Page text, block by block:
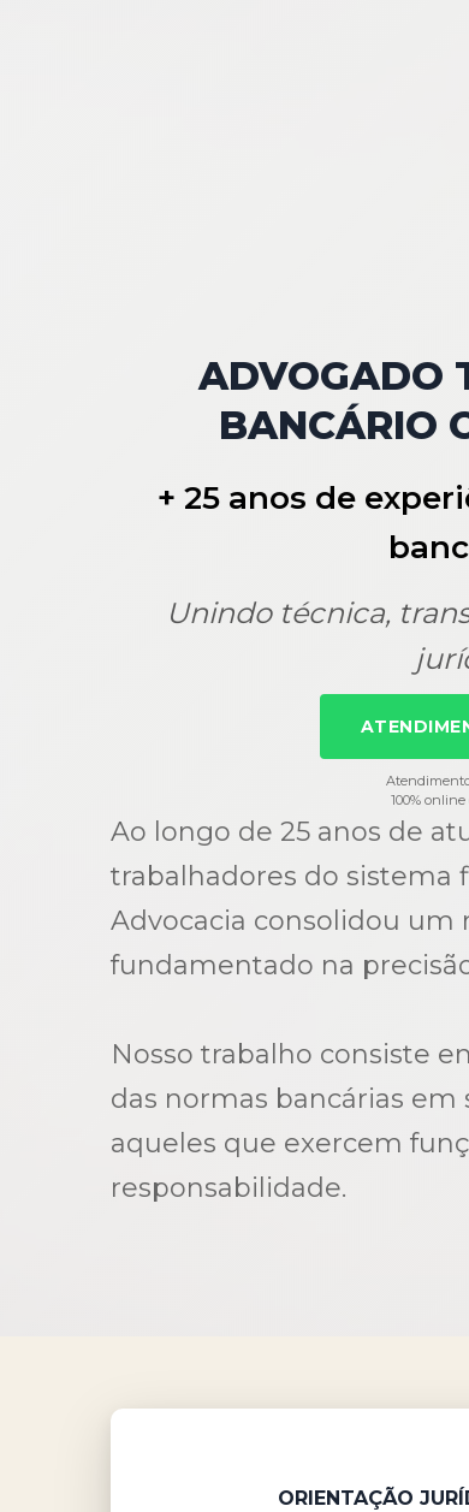
ADVOGADO
BANCÁRIO
+ 25 anos de
Unindo técnica,
100%
Ao longo de 25 anos de
trabalhadores do sistema
Advocacia consolidou
fundamentado na
Nosso trabalho consiste
das normas bancárias em
aqueles que exercem
responsabilidade.
ORIENTAÇÃO